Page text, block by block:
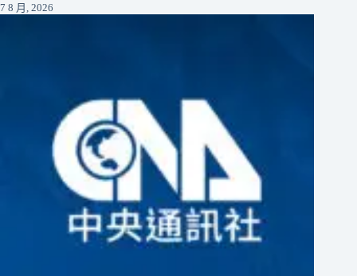
7 8 月, 2026